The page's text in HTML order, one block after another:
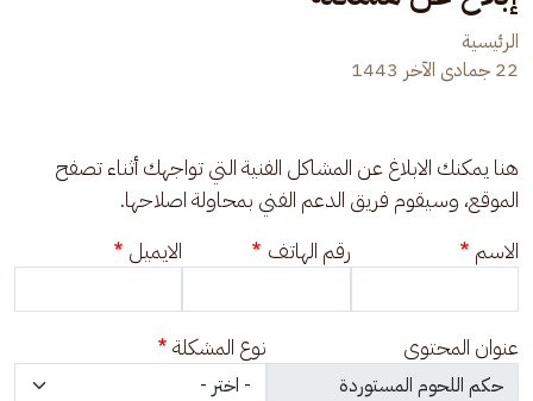
الرئيسية
22 جمادى الآخر 1443
هنا يمكنك الابلاغ عن المشاكل الفنية التي تواجهك أثناء تصفح
الموقع، وسيقوم فريق الدعم الفني بمحاولة اصلاحها.
الاسم
رقم الهاتف الايميل
عنوان المحتوى نوع المشكلة